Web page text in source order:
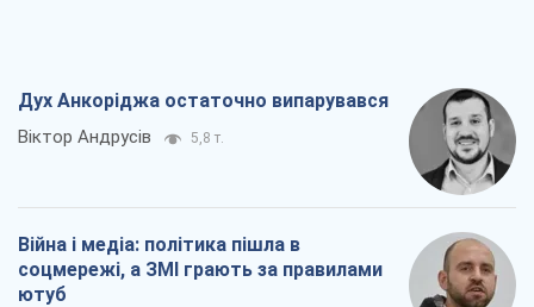
Дух Анкоріджа остаточно випарувався
Віктор Андрусів 5,8 т.
Війна і медіа: політика пішла в
соцмережі, а ЗМІ грають за правилами
ютуб